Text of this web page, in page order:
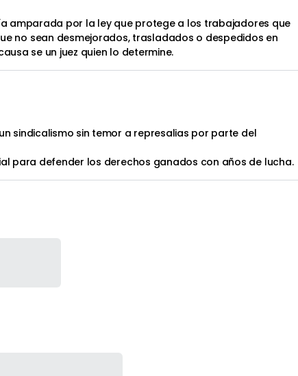
amparada por la ley que protege a los trabajadores que
no sean desmejorados, trasladados o despedidos en
se un juez quien lo determine.
sindicalismo sin temor a represalias por parte del
para defender los derechos ganados con años de lucha.